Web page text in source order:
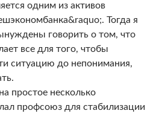
одним из активов
Тогда я
говорить о том, что
все для того, чтобы
ситуацию до непонимания,
простое несколько
профсоюз для стабилизации